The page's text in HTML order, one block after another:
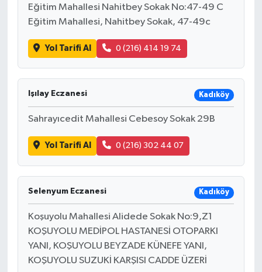
Eğitim Mahallesi Nahitbey Sokak No:47-49 C
Eğitim Mahallesi, Nahitbey Sokak, 47-49c
Yol Tarifi Al 0 (216) 414 19 74
Işılay Eczanesi Kadıköy
Sahrayıcedit Mahallesi Cebesoy Sokak 29B
Yol Tarifi Al 0 (216) 302 44 07
Selenyum Eczanesi Kadıköy
Koşuyolu Mahallesi Alidede Sokak No:9,Z1
KOŞUYOLU MEDİPOL HASTANESİ OTOPARKI
YANI, KOŞUYOLU BEYZADE KÜNEFE YANI,
KOŞUYOLU SUZUKİ KARŞISI CADDE ÜZERİ